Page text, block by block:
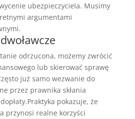
ubezpieczyciela. Musimy
argumentami
odrzucona, możemy zwrócić
lub skierować sprawę
już samo wezwanie do
przez prawnika skłania
pokazuje, że
przynosi realne korzyści